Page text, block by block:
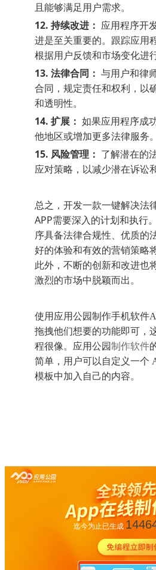
且能够满足用户需求。
12. 持续改进： 应用程序开
进是至关重要的。跟踪应用
根据用户反馈和市场变化进
13. 法律合同： 与用户和律
合同，规定责任和权利，以
和透明性。
14. 扩展： 如果应用程序成
他地区或增加更多法律服务。
15. 风险管理： 了解潜在的
应对策略，以减少潜在诉讼
总之，开发一款一键解决法
APP需要深入的计划和执行
序具备法律合规性、优质的
好的体验和有效的营销策略
此外，不断的创新和改进也
激烈的市场中脱颖而出。
使用 应用公园制作手机软件
拖拽他们想要的功能即可，
程很像。 应用公园制作软件
简单，用户可以自定义一个
模板中加入自己的内容。
迄今为止已生成